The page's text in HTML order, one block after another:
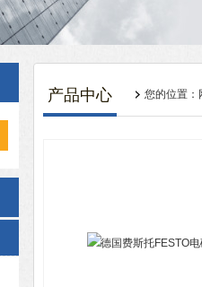
产品中心 您的位置：